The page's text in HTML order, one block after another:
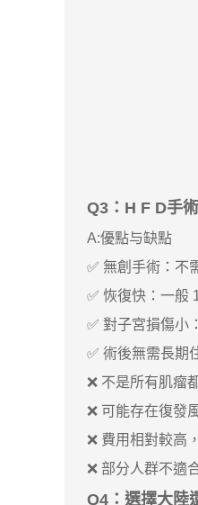
Q3：H F D手
A:優點与缺點
✅ 無創手術：不
✅ 恢復快：一般
✅ 對子宮損傷小
✅ 術後無需長期
❌ 不是所有肌瘤
❌ 可能存在復發
❌ 費用相對較高
❌ 部分人群不適
Q4：選擇大陸